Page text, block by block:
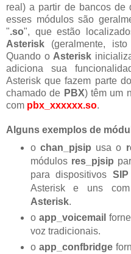
real) a partir de bancos de
esses módulos são
".so", que estão
Asterisk (geralmente,
Quando o Asterisk
adiciona sua
Asterisk que fazem parte do
chamado de PBX) têm um
com pbx_xxxxxx.so.
Alguns exemplos de
o chan_pjsip usa o
módulos res_pjsip
para dispositivosSIP
Asterisk e uns
Asterisk.
o app_voicemail
voz tradicionais.
o app_confbridge